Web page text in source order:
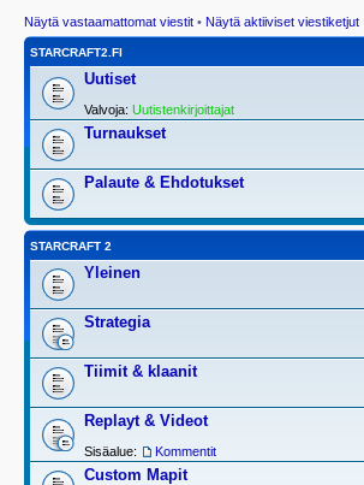
Näytä vastaamattomat viestit • Näytä aktiiviset viestiketjut
STARCRAFT2.FI
Uutiset
Valvoja: Uutistenkirjoittajat
Turnaukset
Palaute & Ehdotukset
STARCRAFT 2
Yleinen
Strategia
Tiimit & klaanit
Replayt & Videot
Sisäalue: Kommentit
Custom Mapit